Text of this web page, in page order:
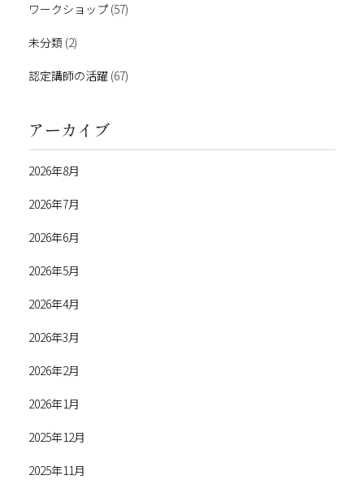
ワークショップ (57)
未分類 (2)
認定講師の活躍 (67)
アーカイブ
2026年8月
2026年7月
2026年6月
2026年5月
2026年4月
2026年3月
2026年2月
2026年1月
2025年12月
2025年11月